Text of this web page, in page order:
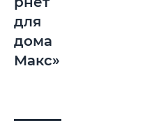
для
дома
Макс»